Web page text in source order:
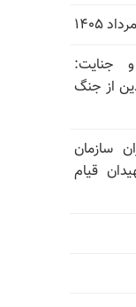
جنایت:
از جنگ
سازمان
قیام